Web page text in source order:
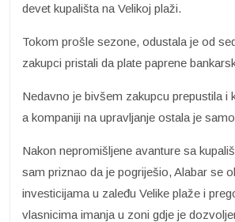
devet kupališta na Velikoj plaži.
Tokom prošle sezone, odustala je od
zakupci pristali da plate paprene
Nedavno je bivšem zakupcu prepustila i
a kompaniji na upravljanje ostala je
Nakon nepromišljene avanture sa
sam priznao da je pogriješio, Alabar se
investicijama u zaleđu Velike plaže i
vlasnicima imanja u zoni gdje je